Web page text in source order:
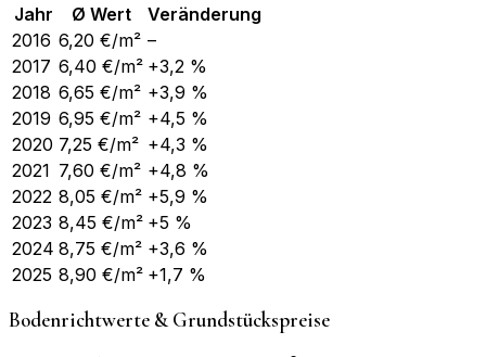
Jahr Ø Wert
Veränderung
2016 6,20 €/m² –
2017 6,40 €/m² +3,2 %
2018 6,65 €/m² +3,9 %
2019 6,95 €/m² +4,5 %
2020 7,25 €/m² +4,3 %
2021 7,60 €/m² +4,8 %
2022 8,05 €/m² +5,9 %
2023 8,45 €/m² +5 %
2024 8,75 €/m² +3,6 %
2025 8,90 €/m² +1,7 %
Bodenrichtwerte & Grundstückspreise